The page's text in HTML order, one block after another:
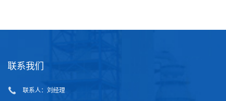
联系我们
联系人：刘经理